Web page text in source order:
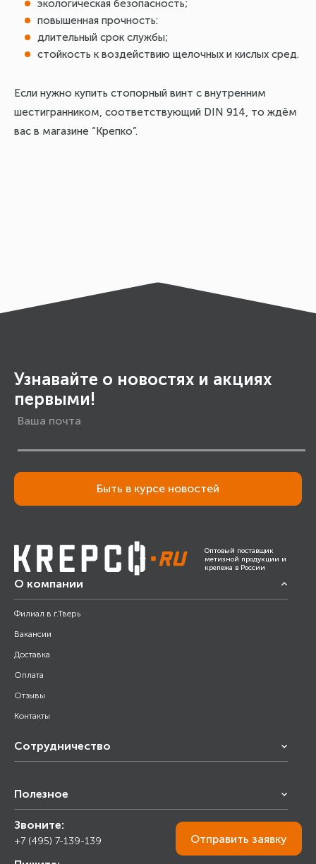
экологическая безопасность;
повышенная прочность:
длительный срок службы;
стойкость к воздействию щелочных и кислых сред.
Если нужно купить стопорный винт с внутренним
шестигранником, соответствующий DIN 914, то ждём
вас в магазине “Крепко”.
Узнавайте о новостях и акциях
первыми!
Быть в курсе новостей
Оптовый поставщик
метизной продукции и
крепежа в России
О компании
Филиал в г.Тверь
Вакансии
Доставка
Оплата
Отзывы
Контакты
Сотрудничество
Снабжение строительства
Торговым организациям
Полезное
Калькулятор
Прайс лист
Звоните:
+7 (495) 7-139-139 Отправить заявку